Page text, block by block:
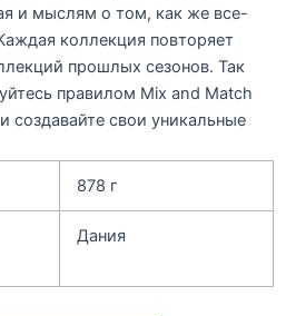
и мыслям о том, как же все-
коллекция повторяет
прошлых сезонов. Так
правилом Mix and Match
создавайте свои уникальные
878 г
Дания